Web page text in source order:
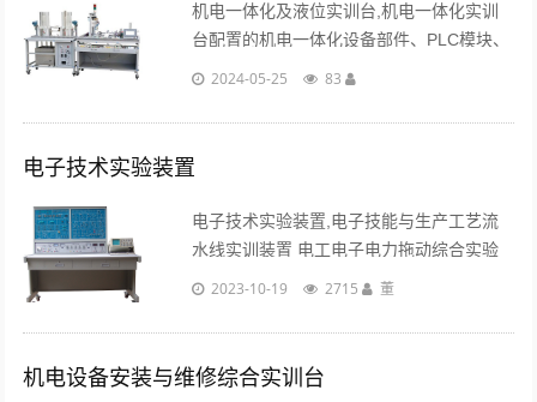
机电一体化及液位实训台,机电一体化实训
台配置的机电一体化设备部件、PLC模块、
变频器模块和指令开关、传感器等，可完成
任务。...
2024-05-25 83
电子技术实验装置
电子技术实验装置,电子技能与生产工艺流
水线实训装置 电工电子电力拖动综合实验
系统吸收了国内国外先进教学仪器的优点，
势，从性能上和结构上进行了创新，采用挂
箱式结构，......
2023-10-19 2715 董
机电设备安装与维修综合实训台